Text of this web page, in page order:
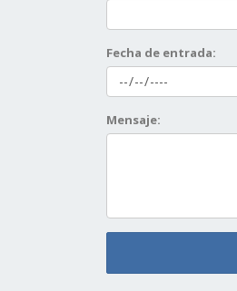
Fecha de entrada:
Mensaje: